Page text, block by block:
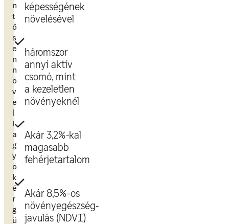
n
t
ő
s
e
n
n
ö
v
e
l
i
a
g
y
ö
k
é
r
g
ü
képességének
növelésével
háromszor
annyi aktív
csomó, mint
a kezeletlen
növényeknél
Akár 3,2%-kal
magasabb
fehérjetartalom
Akár 8,5%-os
növényegészség-
javulás (NDVI)